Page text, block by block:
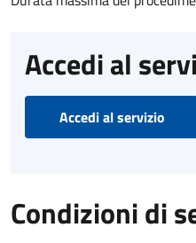
Accedi al
Accedi al servizio
Condizioni di